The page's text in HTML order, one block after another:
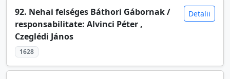
92. Nehai felséges Báthori Gábornak /
responsabilitate: Alvinci Péter ,
Czeglédi János
1628
Detalii